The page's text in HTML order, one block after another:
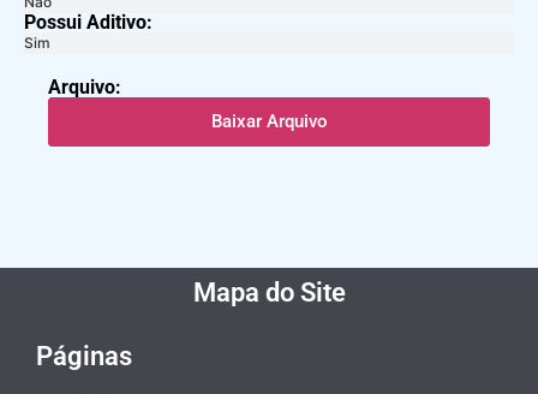
Possui Aditivo:​
Sim
Arquivo:
Baixar Arquivo
Mapa do Site
Páginas